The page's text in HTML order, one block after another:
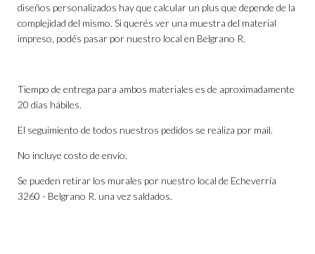
diseños personalizados hay que calcular un plus que depende de la
complejidad del mismo. Si querés ver una muestra del material
impreso, podés pasar por nuestro local en Belgrano R.
Tiempo de entrega para ambos materiales es de aproximadamente
20 días hábiles.
El seguimiento de todos nuestros pedidos se realiza por mail.
No incluye costo de envío.
Se pueden retirar los murales por nuestro local de Echeverría
3260 - Belgrano R. una vez saldados.